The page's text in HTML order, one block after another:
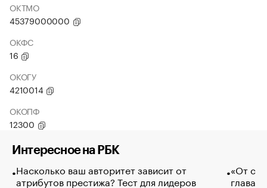
ОКТМО
45379000000
ОКФС
16
ОКОГУ
4210014
ОКОПФ
12300
Интересное на РБК
Насколько ваш авторитет зависит от
атрибутов престижа? Тест для лидеров
«От
глава